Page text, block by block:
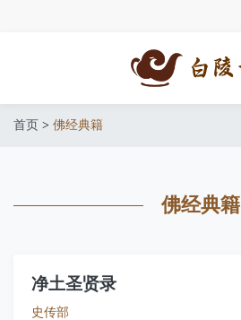
首页 > 佛经典籍
佛经典籍
净土圣贤录
史传部